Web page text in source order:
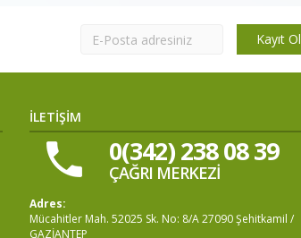
Kayıt Ol
İLETİŞİM
0(342) 238 08 39
ÇAĞRI MERKEZİ
Adres:
Mücahitler Mah. 52025 Sk. No: 8/A 27090 Şehitkamil /
GAZİANTEP